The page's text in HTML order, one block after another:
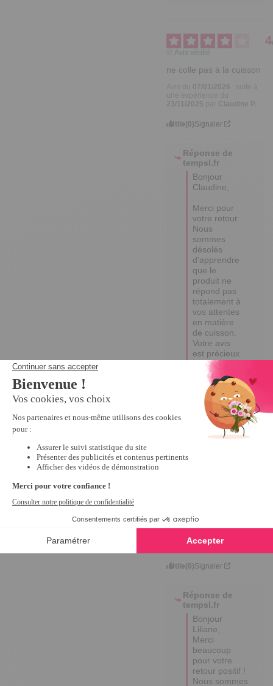
4
Avis vérifié
ne colle pas à la cuisson
23/11/2025
Utile(0)Signaler
Réponse de
tempsl.fr
Bonjour
Claudine,
Merci pour
votre retour.
Nous
sommes
désolés
d'apprendre
que le
produit ne
répond pas
totalement à
vos attentes
en matière
de cuisson.
Votre avis
est précieux
et nous
permettra
d'améliorer
nos offres.
Excellente
journée,
Abigaël
Avis du06/01/2026 , suite à
une expérience du
15/11/2025 parLiliane B.
Utile(0)Signaler
Réponse de
tempsl.fr
Bonjour
Liliane,
Merci
beaucoup
pour votre
retour positif !
Nous sommes